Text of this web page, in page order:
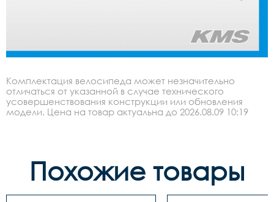
Комплектация велосипеда может незначительно
отличаться от указанной в случае технического
усовершенствования конструкции или обновления
модели. Цена на товар актуальна до 2026.08.09 10:19
Похожие товары